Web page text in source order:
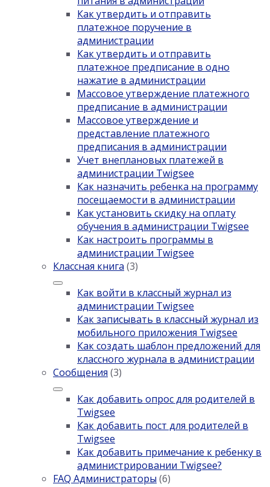
Как утвердить и отправить
платежное поручение в
администрации
Как утвердить и отправить
платежное предписание в одно
нажатие в администрации
Массовое утверждение платежного
предписание в администрации
Массовое утверждение и
представление платежного
предписания в администрации
Учет внеплановых платежей в
администрации Twigsee
Как назначить ребенка на программу
посещаемости в администрации
Как установить скидку на оплату
обучения в администрации Twigsee
Как настроить программы в
администрации Twigsee
Классная книга (3)
Как войти в классный журнал из
администрации Twigsee
Как записывать в классный журнал из
мобильного приложения Twigsee
Как создать шаблон предложений для
классного журнала в администрации
Сообщения (3)
Как добавить опрос для родителей в
Twigsee
Как добавить пост для родителей в
Twigsee
Как добавить примечание к ребенку в
администрировании Twigsee?
FAQ Администраторы (6)